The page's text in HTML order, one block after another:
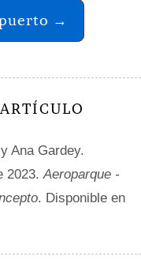
→
y Ana Gardey.
2023.Aeroparque -
. Disponible en